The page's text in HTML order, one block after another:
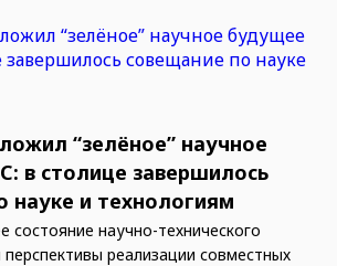
“зелёное” научное
в столице завершилось
науке и технологиям
состояние научно-технического
реализации совместных